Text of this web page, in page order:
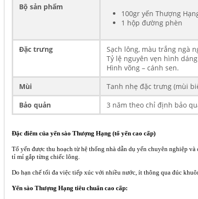
Bộ sản phẩm
100gr yến Thượng
1 hộp đường phèn
Đặc trưng Sạch lông, màu trắng ngà
Tỷ lệ nguyên vẹn hình
Hình võng – cánh sen.
Mùi
Tanh nhẹ đặc trưng (mùi
Bảo quản
3 năm theo chỉ định bảo
Đặc điểm của yến sào Thượng Hạng (tổ yến cao cấp)
Tổ yến được thu hoạch từ hệ thống nhà dẫn dụ yến chuyên nghiệp và
tỉ mỉ gắp từng chiếc lông.
Do hạn chế tối đa việc tiếp xúc với nhiều nước, ít thông qua đúc
Yến sào Thượng Hạng tiêu chuẩn cao cấp: